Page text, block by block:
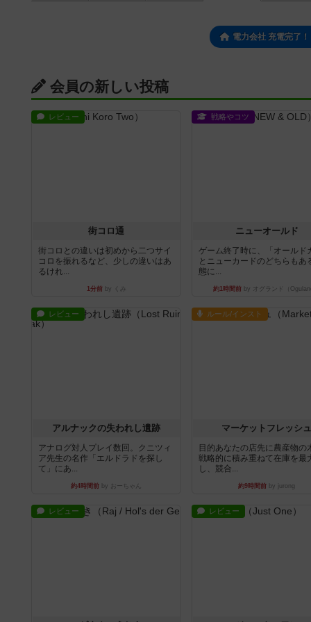
電力会社 充電完了
会員の新しい投稿
レビュー
街コロ通
街コロとの違いは初めから二つサイ
コロを振れるなど、少しの違いはあ
るけれ...
1分前by くみ
戦略やコツ
ニューオールド
ゲーム終了時に、「オールド
とニューカードのどちらもあ
態に...
約1時間前 by オグランド（
レビュー
アルナックの失われし遺跡
アナログ対人プレイ数回。クニツィ
ア先生の名作「エルドラドを探し
て」にあ...
約4時間前 by おーちゃん
ルール/インスト
マーケットフレッシュ
目的あなたの店先に農産物の
戦略的に積み重ねて在庫を最
し、競合...
約9時間前 by jurong
レビュー レビュー